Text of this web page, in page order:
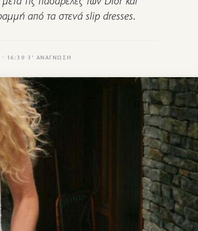
από τα στενά slip dresses.
16:30 · 3′ ΑΝΆΓΝΩΣΗ